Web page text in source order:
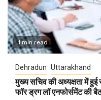
1 min read
Dehradun Uttarakhand
मुख्य सचिव की अध्यक्षता में
फॉर ड्रग लॉ एनफोर्समेंट की